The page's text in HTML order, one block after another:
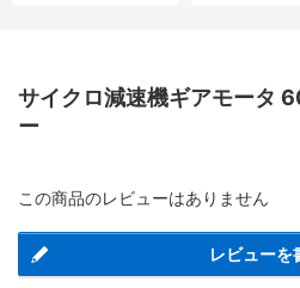
サイクロ減速機ギアモータ
ー
この商品のレビューはありません
レビューを